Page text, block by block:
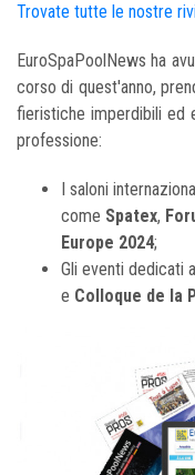
Trovate tutte le nostre
EuroSpaPoolNews ha
corso di quest'anno,
fieristiche imperdibili ed
professione:
I saloni
come Spatex,
Europe 2024;
Gli eventi dedicati
e Colloque de la